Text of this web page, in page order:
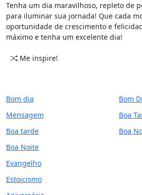
Tenha um dia maravilhoso, repleto de
para iluminar sua jornada! Que cada
oportunidade de crescimento e
máximo e tenha um excelente dia!
Me inspire!
Bom dia
Mensagem
Boa tarde
Boa Noite
Evangelho
Estoicismo
Bom
Boa
Boa